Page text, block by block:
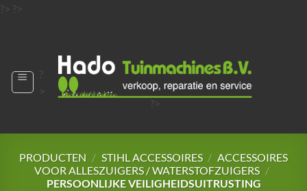
?> ?>
?>
?
PRODUCTEN / STIHL ACCESSOIRES / ACCESSOIRES
VOOR ALLESZUIGERS / WATERSTOFZUIGERS /
PERSOONLIJKE VEILIGHEIDSUITRUSTING